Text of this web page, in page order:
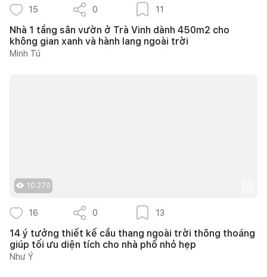
15 0 11
Nhà 1 tầng sân vườn ở Trà Vinh dành 450m2 cho
không gian xanh và hành lang ngoài trời
Minh Tú
10.270
16 0 13
14 ý tưởng thiết kế cầu thang ngoài trời thông thoáng
giúp tối ưu diện tích cho nhà phố nhỏ hẹp
Như Ý